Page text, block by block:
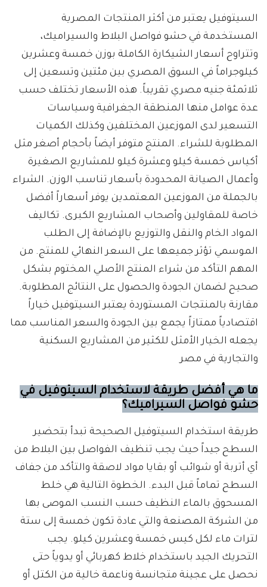
السيتوفيل يعتبر من أكثر المنتجات المصرية
المستخدمة في حشو فواصل البلاط والسيراميك،
وتتراوح أسعار الشيكارة الكاملة بوزن خمسة وعشرين
كيلوجراماً في السوق المصري بين مئتين وتسعين إلى
ثلاثمئة جنيه مصري تقريباً. هذه الأسعار تختلف حسب
عدة عوامل منها المنطقة الجغرافية وسياسات
التسعير لدى الموزعين المختلفين وكذلك الكميات
المطلوبة للشراء. المنتج متوفر أيضاً بأحجام أصغر مثل
أكياس خمسة كيلو وعشرة كيلو للمشاريع الصغيرة
وأعمال الصيانة المحدودة بأسعار تناسب الوزن. الشراء
بالجملة من الموزعين المعتمدين يوفر أسعاراً أفضل
خاصة للمقاولين وأصحاب المشاريع الكبرى. تكاليف
المواد الخام والنقل والتوزيع بالإضافة إلى الطلب
الموسمي تؤثر جميعها على السعر النهائي للمنتج. من
المهم التأكد من شراء المنتج الأصلي المختوم بشكل
صحيح لضمان الجودة والحصول على النتائج المطلوبة.
مقارنة بالمنتجات المستوردة يعتبر السيتوفيل خياراً
اقتصادياً ممتازاً يجمع بين الجودة والسعر المناسب مما
يجعله الخيار الأمثل للكثير من المشاريع السكنية
والتجارية في مصر
ما هي أفضل طريقة لاستخدام السيتوفيل في
حشو فواصل السيراميك؟
طريقة استخدام السيتوفيل الصحيحة تبدأ بتحضير
السطح جيداً حيث يجب تنظيف الفواصل بين البلاط من
أي أتربة أو شوائب أو بقايا مواد لاصقة والتأكد من جفاف
السطح تماماً قبل البدء. الخطوة التالية هي خلط
المسحوق بالماء النظيف حسب النسب الموصى بها
من الشركة المصنعة والتي عادة تكون خمسة إلى ستة
لترات ماء لكل كيس خمسة وعشرين كيلو. يجب
التحريك الجيد باستخدام خلاط كهربائي أو يدوياً حتى
نحصل على عجينة متجانسة وناعمة خالية من الكتل أو